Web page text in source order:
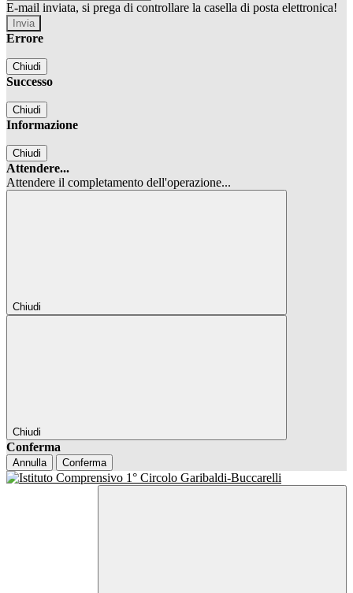
E-mail inviata, si prega di controllare la casella di posta elettronica!
Errore
Chiudi
Successo
Chiudi
Informazione
Chiudi
Attendere...
Attendere il completamento dell'operazione...
Chiudi
Chiudi
Conferma
Annulla Conferma